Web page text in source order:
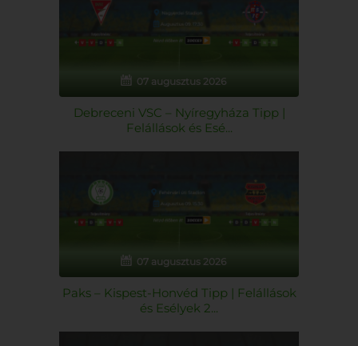
07 augusztus 2026
Debreceni VSC – Nyíregyháza Tipp |
Felállások és Esé...
07 augusztus 2026
Paks – Kispest-Honvéd Tipp | Felállások
és Esélyek 2...